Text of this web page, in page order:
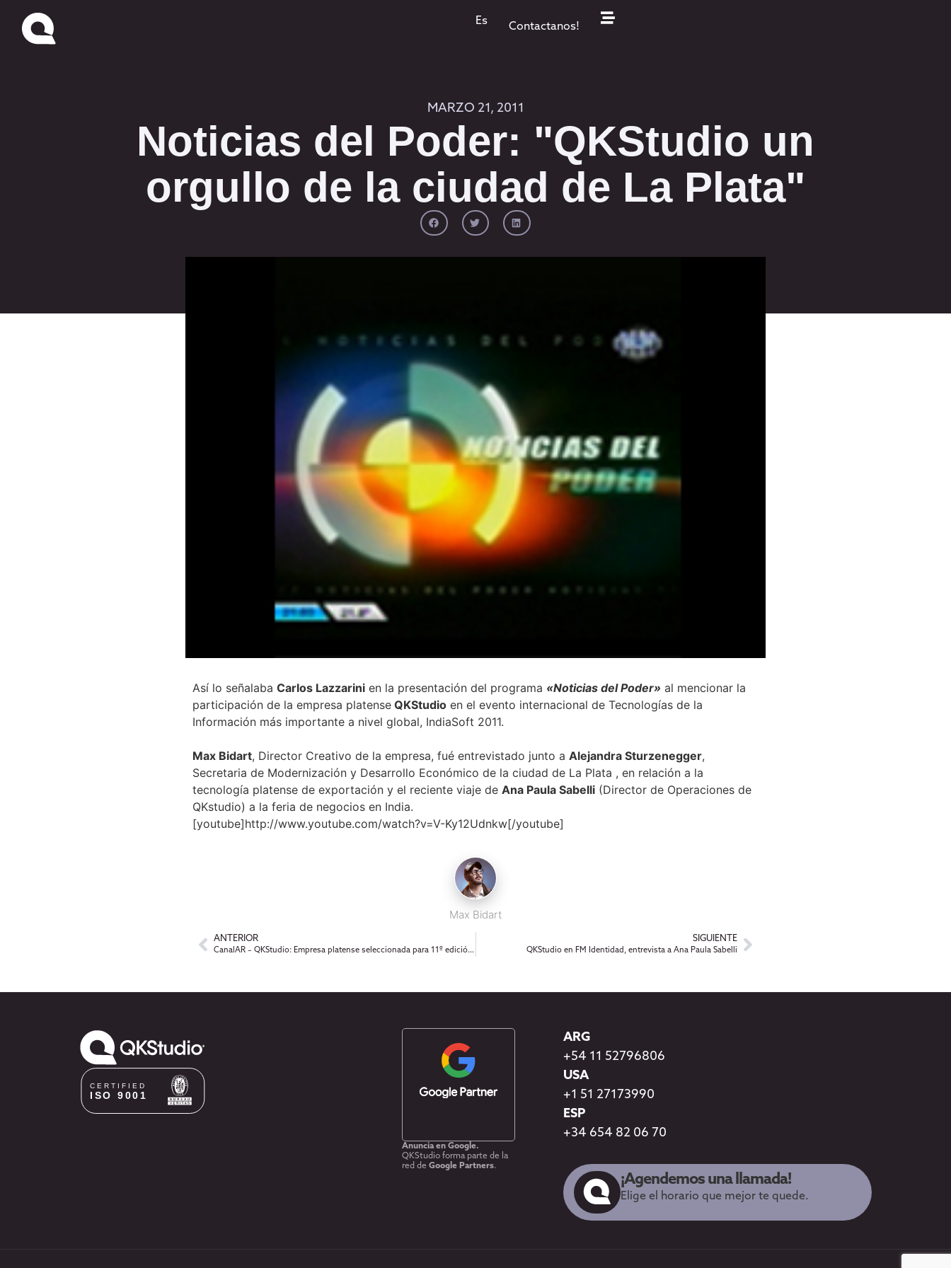
Es Contactanos!
MARZO 21, 2011
Noticias del Poder: "QKStudio un
orgullo de la ciudad de La Plata"
Así lo señalaba Carlos Lazzarini en la presentación del programa «Noticias del Poder» al mencionar la
participación de la empresa platense QKStudio en el evento internacional de Tecnologías de la
Información más importante a nivel global, IndiaSoft 2011.
Max Bidart, Director Creativo de la empresa, fué entrevistado junto a Alejandra Sturzenegger,
Secretaria de Modernización y Desarrollo Económico de la ciudad de La Plata , en relación a la
tecnología platense de exportación y el reciente viaje de Ana Paula Sabelli (Director de Operaciones de
QKstudio) a la feria de negocios en India.
[youtube]http://www.youtube.com/watch?v=V-Ky12Udnkw[/youtube]
Max Bidart
ANTERIOR
CanalAR – QKStudio: Empresa platense seleccionada para 11º edición de IndiaSoft 2011
SIGUIENTE
QKStudio en FM Identidad, entrevista a Ana Paula Sabelli
Anuncia en Google.
QKStudio forma parte de la
red de Google Partners.
ARG
+54 11 52796806
USA
+1 51 27173990
ESP
+34 654 82 06 70
¡Agendemos una llamada!
Elige el horario que mejor te quede.